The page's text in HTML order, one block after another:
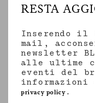
RESTA
Inserendo
mail,
newsletter
alle ultime
eventi del
informazioni
privacy policy .